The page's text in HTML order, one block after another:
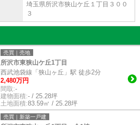
埼玉県所沢市狭山ケ丘１丁目３００
３
売買｜売地
所沢市東狭山ケ丘1丁目
西武池袋線「狭山ヶ丘」駅 徒歩2分
2,480万円
間取:-
建物面積:- / 25.28坪
土地面積:83.59㎡ / 25.28坪
売買｜新築一戸建